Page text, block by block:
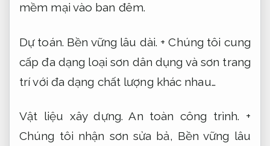
mềm mại vào ban đêm.
Dự toán. Bền vững lâu dài. + Chúng tôi cung
cấp đa dạng loại sơn dân dụng và sơn trang
trí với đa dạng chất lượng khác nhau…
Vật liệu xây dựng. An toàn công trình. +
Chúng tôi nhận sơn sửa bả, Bền vững lâu